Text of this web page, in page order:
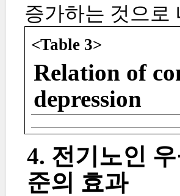
증가하는 것으로
<Table 3>
Relation of
depression
4. 전기노인
준의 효과